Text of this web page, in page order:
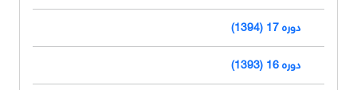
دوره 17 (1394)
دوره 16 (1393)